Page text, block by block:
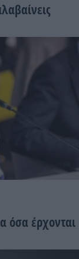
όσα έρχονται